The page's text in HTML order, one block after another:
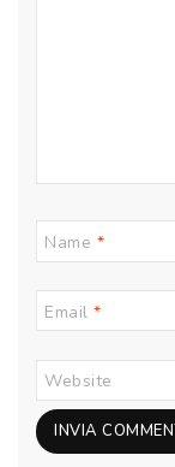
Name *
Email *
Website